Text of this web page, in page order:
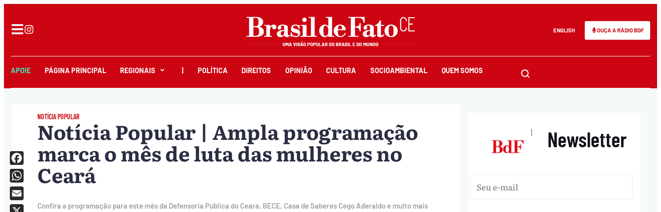
ENGLISH OUÇA A RÁDIO BDF
APOIE PÁGINA PRINCIPAL REGIONAIS POLÍTICA DIREITOS OPINIÃO CULTURA SOCIOAMBIENTAL QUEM SOMOS
NOTÍCIA POPULAR
Notícia Popular | Ampla programação
marca o mês de luta das mulheres no
Ceará
Confira a programação para este mês da Defensoria Pública do Ceará, BECE, Casa de Saberes Cego Aderaldo e muito mais
Facebook
WhatsApp
Email
| Newsletter